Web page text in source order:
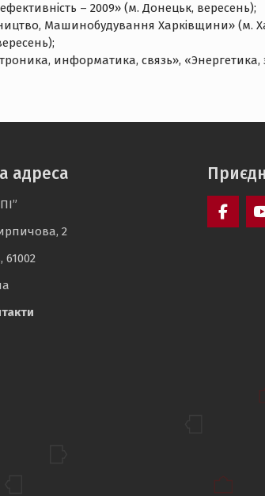
– 2009» (м. Донецьк, вересень);
Машинобудування Харківщини» (м.
информатика, связь», «Энергетика,
адреса
2
61002